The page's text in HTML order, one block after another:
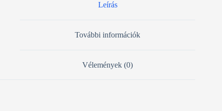
Leírás
További információk
Vélemények (0)